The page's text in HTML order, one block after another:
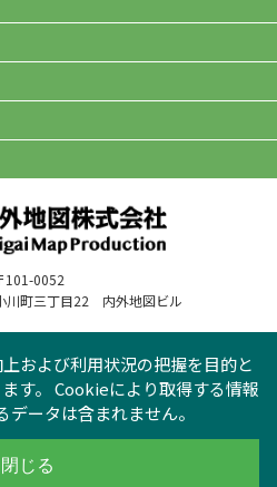
および利用状況の把握を目的と
す。 Cookieにより取得する情報
データは含まれません。
閉じる
101-0052
川町三丁目22 内外地図ビル
方針 | サイトマップ